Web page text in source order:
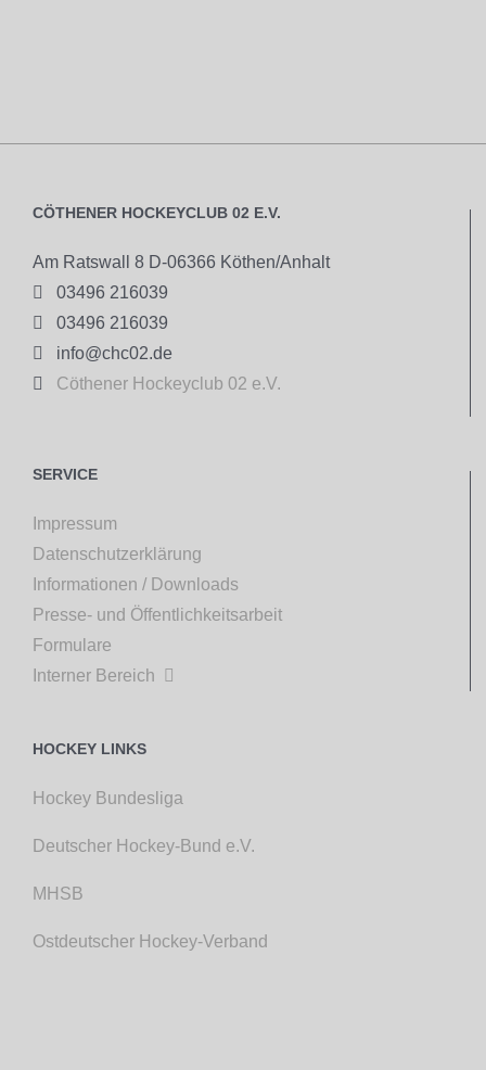
CÖTHENER HOCKEYCLUB 02 E.V.
Am Ratswall 8 D-06366 Köthen/Anhalt

03496 216039

03496 216039

info@chc02.de

Cöthener Hockeyclub 02 e.V.
SERVICE
Impressum
Datenschutzerklärung
Informationen / Downloads
Presse- und Öffentlichkeitsarbeit
Formulare
Interner Bereich

HOCKEY LINKS
Hockey Bundesliga
Deutscher Hockey-Bund e.V.
MHSB
Ostdeutscher Hockey-Verband